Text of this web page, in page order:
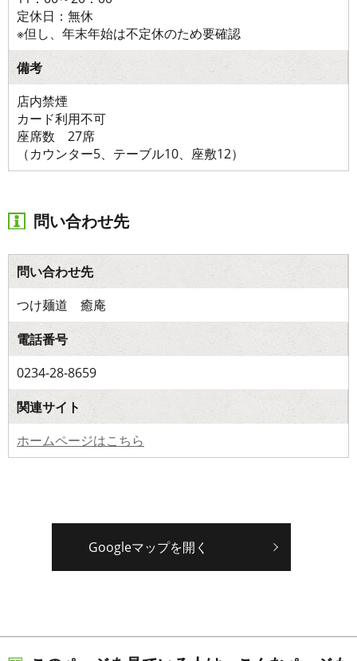
定休日：無休
※但し、年末年始は不定休のため要確認
備考
店内禁煙
カード利用不可
座席数 27席
（カウンター5、テーブル10、座敷12）
問い合わせ先
問い合わせ先
つけ麺道 癒庵
電話番号
0234-28-8659
関連サイト
ホームページはこちら
Googleマップを開く